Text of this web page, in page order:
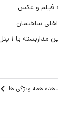
فیلم و عکس
ساختمان
همه ویژگی ها